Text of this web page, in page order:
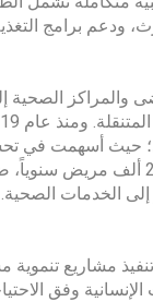
ودعم برامج
والمراكز
طبياً. منها العيادة المتنقلة في
التي تفتقر إلى
مشاريع تنموية
وفق